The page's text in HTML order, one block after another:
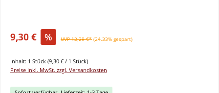
9,30 € % UVP 12,29 €* (24.33% gespart)
Inhalt: 1 Stück (9,30 € / 1 Stück)
Preise inkl. MwSt. zzgl. Versandkosten